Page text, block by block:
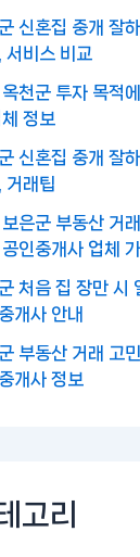
신혼집 중개 잘
서비스 비교
천군 투자 목적
정보
신혼집 중개 잘
거래팁
은군 부동산 거
인중개사 업체
처음 집 장만 시
개사 안내
부동산 거래 고
개사 정보
고리